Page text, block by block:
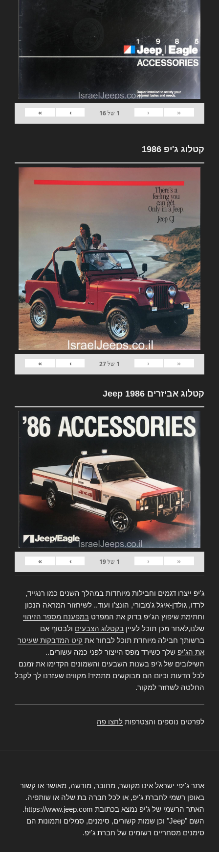
«
‹
1 של16
›
»
קטלוג ג'יפ 1986
«
‹
1 של27
›
»
קטלוג אביזרים Jeep 1986
«
‹
1 של19
›
»
ג'יפ ייצרו דגמים וחבילות מיוחדות במהלך השנים כמו רנגייד,
לרדו, גולדן-איגל ג'מבורי, הונצ'ו ועוד.. לשיחזור המראה הנכון
וחתימת שיפוץ הג'יפ בדוק את המפרט במפענח מספר הזיהוי
שלנו,לאחר מכן תוכל לעיין בקטלוג הצבעים ולבסוף אם
ברשותך חבילה מיוחדת תוכל לבחור את קיט המדבקות שעיטר
את הג'יפ שלך כשירד מפס הייצור לפני כמה עשורים..
השילובים של ג'יפ בשנות השבעים והשמונים הקדימו את זמנם
לכל הדעות וכיום הם מבוקשים מתמיד! מקווים שעזרנו לך לקבל
החלטה לשחזר למקור.
לפרטים נוספים והצטרפות לחצו פה
אתר ג'יפי ישראל אינו מקושר, מחובר, מורשה, מאושר או קשור
באופן רשמי לחברת ג'יפ, או לכל חברה בת שלה או שותפיה.
האתר הרשמי של ג'יפ נמצא בכתובת https://www.jeep.com.
השם "Jeep" וכן שמות קשורים, סימנים, סמלים ותמונות הם
סימנים מסחריים רשומים של חברת ג'יפ.